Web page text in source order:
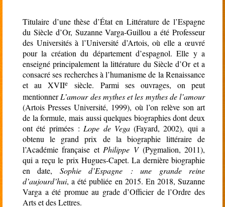
Titulaire d’une thèse d’État en Littérature de l’Espagne
du Siècle d’Or, Suzanne Varga-Guillou a été Professeur
des Universités à l’Université d’Artois, où elle a œuvré
pour la création du département d’espagnol. Elle y a
enseigné principalement la littérature du Siècle d’Or et a
consacré ses recherches à l’humanisme de la Renaissance
et au XVIIe siècle. Parmi ses ouvrages, on peut
mentionnerL’amour des mythes et les mythes de l’amour
(Artois Presses Université, 1999), où l’on relève son art
de la formule, mais aussi quelques biographies dont deux
ont été primées :Lope de Vega(Fayard, 2002), qui a
obtenu le grand prix de la biographie littéraire de
l’Académie française et Philippe V(Pygmalion, 2011),
qui a reçu le prix Hugues-Capet. La dernière biographie
en date, Sophie d’Espagne : une grande reine
d’aujourd’hui, a été publiée en 2015. En 2018, Suzanne
Varga a été promue au grade d’Officier de l’Ordre des
Arts et des Lettres.